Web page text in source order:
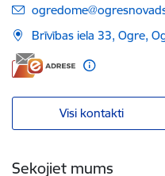
E-pasts:
Brīvības iela 33, Ogre,
Visi kontakti
Sekojiet mums